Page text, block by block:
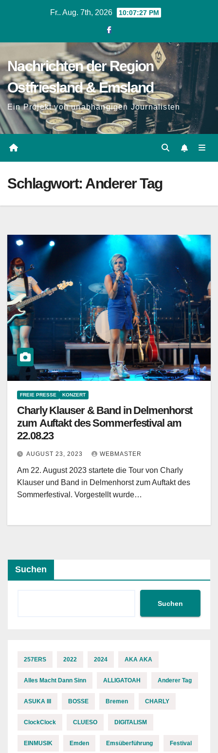
Fr.. Aug. 7th, 2026 10:07:28 PM
Nachrichten der Region
Ostfriesland & Emsland
Ein Projekt von unabhängigen Journalisten
Schlagwort: Anderer Tag
FREIE PRESSE KONZERT
Charly Klauser & Band in Delmenhorst
zum Auftakt des Sommerfestival am
22.08.23
AUGUST 23, 2023 WEBMASTER
Am 22. August 2023 startete die Tour von Charly
Klauser und Band in Delmenhorst zum Auftakt des
Sommerfestival. Vorgestellt wurde…
Suchen
Suchen
257ERS 2022 2024 AKA AKA
Alles Macht Dann Sinn ALLIGATOAH Anderer Tag
ASUKA III BOSSE Bremen CHARLY
ClockClock CLUESO DIGITALISM
EINMUSIK Emden Emsüberführung Festival